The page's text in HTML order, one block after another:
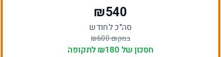
₪540
סה"כ לחודש
במקום ₪600
חסכון של ₪ 180 לתקופה